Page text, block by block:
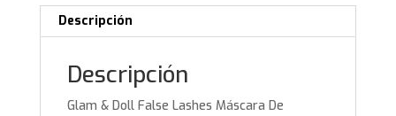
Agua
CATRICE
cantidad
Descripción
Descripción
Glam & Doll False Lashes Máscara De